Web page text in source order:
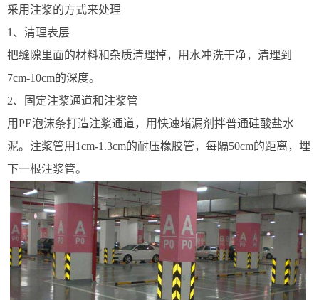
采用注浆的方式来处理
1、清理表层
把缝隙里面的材料和杂质清理掉，用水冲洗干净，清理到
7cm-10cm的深度。
2、固定注浆通道和注浆管
用PE泡沫条打造注浆通道，用快速堵漏剂拌普通硅酸盐水
泥。注浆管用1cm-1.3cm的耐压橡胶管，每隔50cm的距离，埋
下一根注浆管。